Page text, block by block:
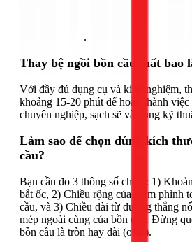
.
Thay bệ ngồi bồn cầu mất bao
Với đầy đủ dụng cụ và kinh nghiệm,
khoảng 15-20 phút để hoàn thành việc
chuyên nghiệp, sạch sẽ và đúng kỹ
Làm sao để chọn đúng kích
cầu?
Bạn cần đo 3 thông số chính: 1)
bắt ốc, 2) Chiều rộng của điểm phình
cầu, và 3) Chiều dài từ đường thẳng
mép ngoài cùng của bồn cầu. Đừng
bồn cầu là tròn hay dài (oval).